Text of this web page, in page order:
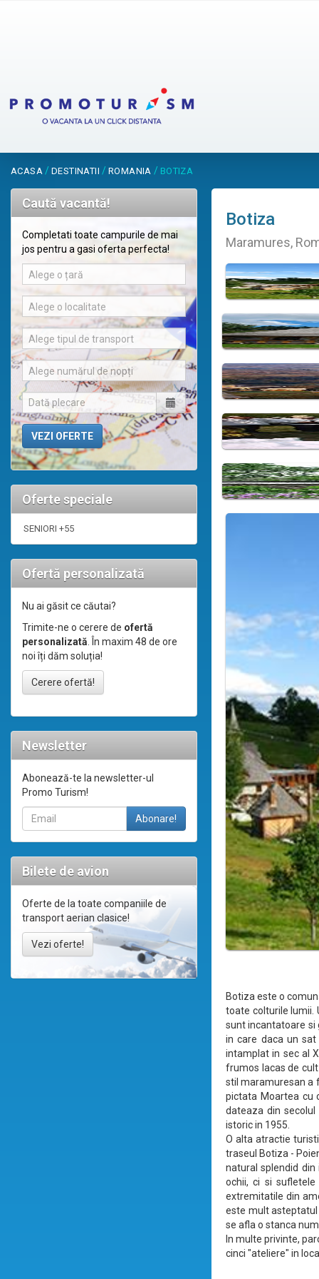
ACASA / DESTINATII / ROMANIA / BOTIZA
Caută vacantă!
Completati toate campurile de mai
jos pentru a gasi oferta perfecta!
Alege o țară
Alege o localitate
Alege tipul de transport
Alege numărul de nopți
Oferte speciale
SENIORI +55
Ofertă personalizată
Nu ai găsit ce căutai?
Trimite-ne o cerere de ofertă
personalizată. În maxim 48 de ore
noi îți dăm soluția!
Cerere ofertă!
Newsletter
Abonează-te la newsletter-ul
Promo Turism!
Bilete de avion
Oferte de la toate companiile de
transport aerian clasice!
Vezi oferte!
Botiza
Maramures,
Botiza este o
toate colturile lumii.
sunt incantatoare si
in care daca un
intamplat in sec al
frumos lacas de
stil maramuresan a
pictata Moartea cu
dateaza din
istoric in 1955.
O alta atractie
traseul Botiza -
natural splendid
ochii, ci si
extremitatile din
este mult asteptatul
se afla o stanca
In multe privinte,
cinci "ateliere" in